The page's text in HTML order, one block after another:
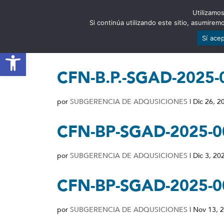
Abrir barra de herramientas
CFN-B.P.-SGAD-
por SUBGERENCIA DE ADQUSICIONES | Dic 26,
CFN-BP-SGAD-2025-
por SUBGERENCIA DE ADQUSICIONES | Dic 3,
CFN-BP-SGAD-2025-
por SUBGERENCIA DE ADQUSICIONES | Nov 13,
Si continúa utilizando este sitio,
Sí